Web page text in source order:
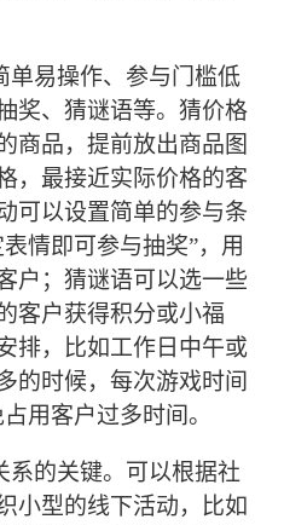
单易操作、参与门槛低
奖、猜谜语等。猜价格
商品，提前放出商品图
， 最接近实际价格的客
可以设置简单的参与条
情即可参与抽奖”，用
户；猜谜语可以选一些
客户获得积分或小福
排，比如工作日中午或
的时候，每次游戏时间
用客户过多时间。
系的关键。可以根据社
小型的线下活动，比如